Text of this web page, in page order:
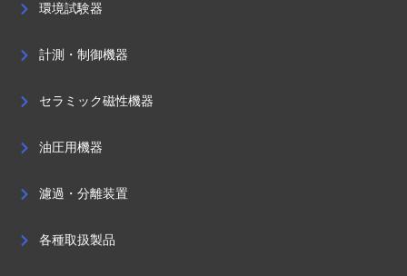
環境試験器
計測・制御機器
セラミック磁性機器
油圧用機器
濾過・分離装置
各種取扱製品